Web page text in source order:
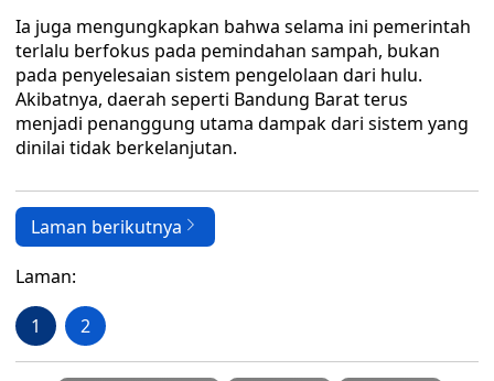
Ia juga mengungkapkan bahwa selama ini pemerintah
terlalu berfokus pada pemindahan sampah, bukan
pada penyelesaian sistem pengelolaan dari hulu.
Akibatnya, daerah seperti Bandung Barat terus
menjadi penanggung utama dampak dari sistem yang
dinilai tidak berkelanjutan.
Laman berikutnya
Laman:
1 2